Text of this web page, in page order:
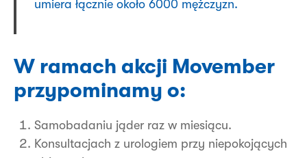
umiera łącznie około 6000 mężczyzn.
W ramach akcji Movember
przypominamy o:
Samobadaniu jąder raz w miesiącu.
Konsultacjach z urologiem przy niepokojących